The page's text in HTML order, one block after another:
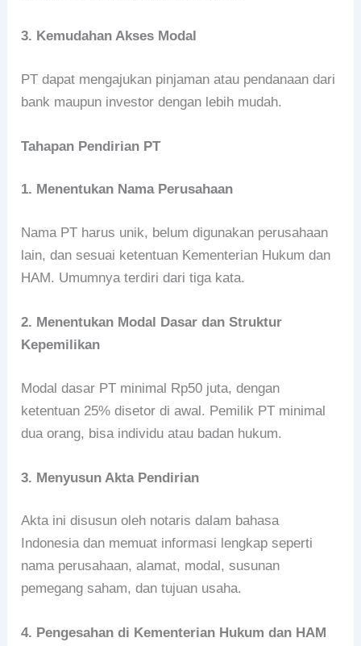
3. Kemudahan Akses Modal
PT dapat mengajukan pinjaman atau pendanaan dari
bank maupun investor dengan lebih mudah.
Tahapan Pendirian PT
1. Menentukan Nama Perusahaan
Nama PT harus unik, belum digunakan perusahaan
lain, dan sesuai ketentuan Kementerian Hukum dan
HAM. Umumnya terdiri dari tiga kata.
2. Menentukan Modal Dasar dan Struktur
Kepemilikan
Modal dasar PT minimal Rp50 juta, dengan
ketentuan 25% disetor di awal. Pemilik PT minimal
dua orang, bisa individu atau badan hukum.
3. Menyusun Akta Pendirian
Akta ini disusun oleh notaris dalam bahasa
Indonesia dan memuat informasi lengkap seperti
nama perusahaan, alamat, modal, susunan
pemegang saham, dan tujuan usaha.
4. Pengesahan di Kementerian Hukum dan HAM